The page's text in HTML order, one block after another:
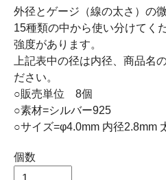
外径とゲージ（線の太さ）の
15種類の中から使い分けてく
強度があります。
上記表中の径は内径、商品名
ださい。
○販売単位 8個
○素材=シルバー925
○サイズ=φ4.0mm 内径2.8mm
個数